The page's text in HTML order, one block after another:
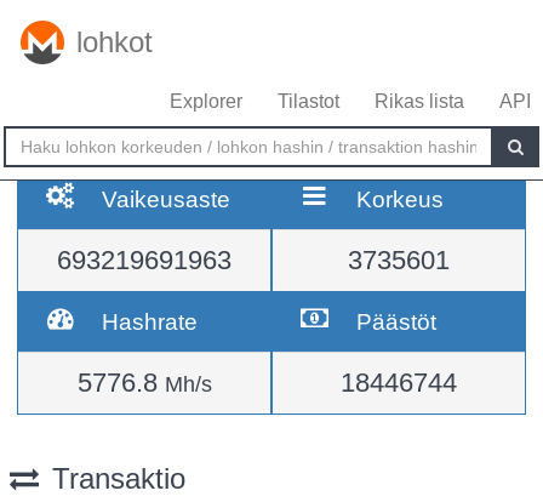
lohkot
Explorer Tilastot Rikas lista API
Vaikeusaste
693219691963
Korkeus
3735601
Hashrate
5776.8 Mh/s
Päästöt
18446744
Transaktio